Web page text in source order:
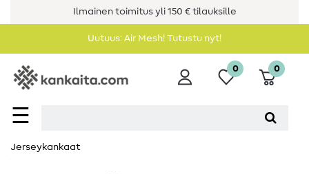
Ilmainen toimitus yli 150 € tilauksille
Uutuus: Air Mesh! Tutustu nyt!
☰
0 0
Jerseykankaat